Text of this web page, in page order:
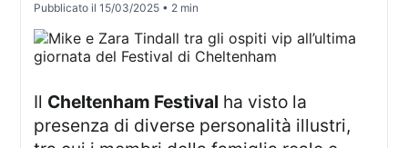
Pubblicato il15/03/2025 • 2 min
Il Cheltenham Festival ha visto la
presenza di diverse personalità illustri,